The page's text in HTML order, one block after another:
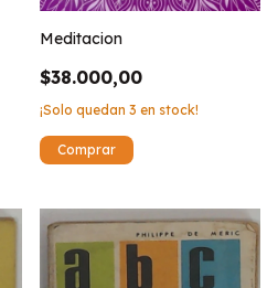
Meditacion
$38.000,00
¡Solo quedan 3 en stock!